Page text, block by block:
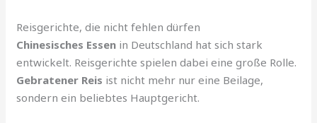
Reisgerichte, die nicht fehlen dürfen
Chinesisches Essen in Deutschland hat sich stark
entwickelt. Reisgerichte spielen dabei eine große Rolle.
Gebratener Reis ist nicht mehr nur eine Beilage,
sondern ein beliebtes Hauptgericht.